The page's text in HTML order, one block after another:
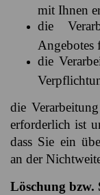
mit Ihnen
die
Angebotes
die
die
erforderlich ist
dass Sie ein
an der
Löschung bzw.